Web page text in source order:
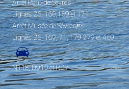
Arrêt Pont-de-Sèvres
Lignes 26, 160,169 et 171
Arrêt Musée de Sèvres
Lignes 26, 169, 71, 179 279 et 469
N118, D910 et RD7